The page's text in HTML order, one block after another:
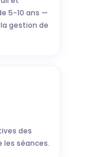
5-10 ans —
gestion de
des
les séances.